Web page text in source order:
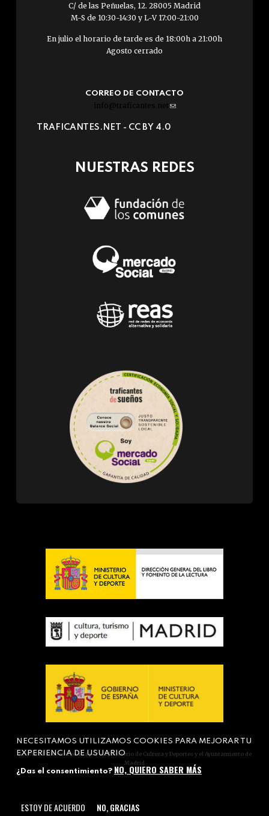
C/ de las Peñuelas, 12. 28005 Madrid
M-S de 10:30-14:30 y L-V 17:00-21:00
En julio el horario de tarde es de 18:00h a 21:00h
Agosto cerrado
CORREO DE CONTACTO
info@traficantes.net (link
e-
TRAFICANTES.NET - CC BY 4.0
NUESTRAS REDES
Actividad subvencionada por el Ministerio de Cultura y Deportes y el Ayuntamiento de
Madrid
NECESITAMOS UTILIZAMOS COOKIES PARA MEJORAR TU
EXPERIENCIA DE USUARIO
¿Das el consentimiento? NO, QUIERO SABER MÁS
ESTOY DE ACUERDO NO, GRACIAS